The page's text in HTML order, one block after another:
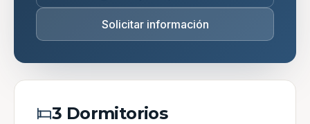
Solicitar información
3 Dormitorios